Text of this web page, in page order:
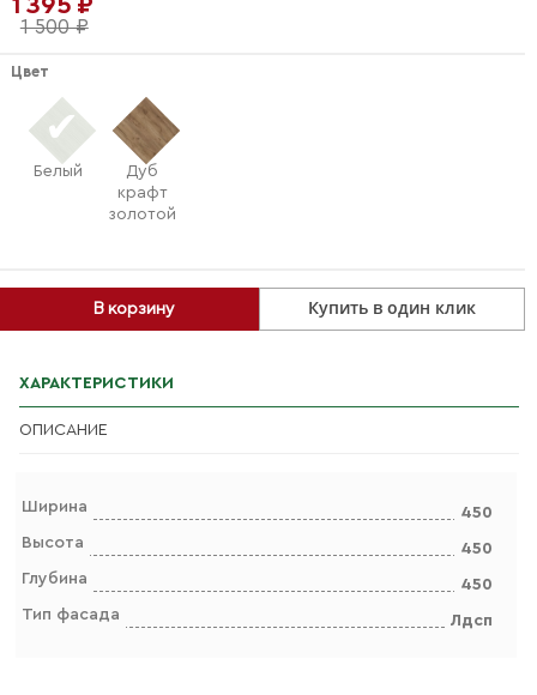
1 500 ₽
В корзину Купить в один клик
Цвет
Белый
Дуб
крафт
золотой
ХАРАКТЕРИСТИКИ
ОПИСАНИЕ
Ширина
450
Высота
450
Глубина
450
Тип фасада
Лдсп